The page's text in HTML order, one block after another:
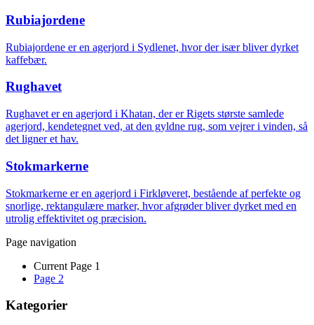
Rubiajordene
Rubiajordene er en agerjord i Sydlenet, hvor der især bliver dyrket
kaffebær.
Rughavet
Rughavet er en agerjord i Khatan, der er Rigets største samlede
agerjord, kendetegnet ved, at den gyldne rug, som vejrer i vinden, så
det ligner et hav.
Stokmarkerne
Stokmarkerne er en agerjord i Firkløveret, bestående af perfekte og
snorlige, rektangulære marker, hvor afgrøder bliver dyrket med en
utrolig effektivitet og præcision.
Page navigation
Current Page 1
Page 2
Kategorier